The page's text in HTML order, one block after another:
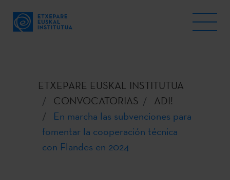
ETXEPARE EUSKAL INSTITUTUA
CONVOCATORIAS
ADI!
En marcha las subvenciones para
fomentar la cooperación técnica
con Flandes en 2024